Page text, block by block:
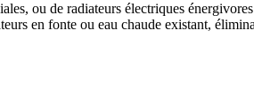
ou de radiateurs électriques
en fonte ou eau chaude existant,